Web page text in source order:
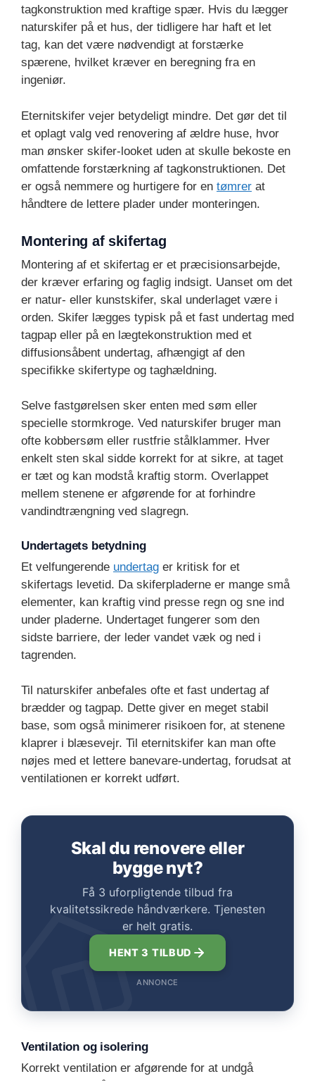
tagkonstruktion med kraftige spær. Hvis du lægger
naturskifer på et hus, der tidligere har haft et let
tag, kan det være nødvendigt at forstærke
spærene, hvilket kræver en beregning fra en
ingeniør.
Eternitskifer vejer betydeligt mindre. Det gør det til
et oplagt valg ved renovering af ældre huse, hvor
man ønsker skifer-looket uden at skulle bekoste en
omfattende forstærkning af tagkonstruktionen. Det
er også nemmere og hurtigere for en tømrer at
håndtere de lettere plader under monteringen.
Montering af skifertag
Montering af et skifertag er et præcisionsarbejde,
der kræver erfaring og faglig indsigt. Uanset om det
er natur- eller kunstskifer, skal underlaget være i
orden. Skifer lægges typisk på et fast undertag med
tagpap eller på en lægtekonstruktion med et
diffusionsåbent undertag, afhængigt af den
specifikke skifertype og taghældning.
Selve fastgørelsen sker enten med søm eller
specielle stormkroge. Ved naturskifer bruger man
ofte kobbersøm eller rustfrie stålklammer. Hver
enkelt sten skal sidde korrekt for at sikre, at taget
er tæt og kan modstå kraftig storm. Overlappet
mellem stenene er afgørende for at forhindre
vandindtrængning ved slagregn.
Undertagets betydning
Et velfungerende undertag er kritisk for et
skifertags levetid. Da skiferpladerne er mange små
elementer, kan kraftig vind presse regn og sne ind
under pladerne. Undertaget fungerer som den
sidste barriere, der leder vandet væk og ned i
tagrenden.
Til naturskifer anbefales ofte et fast undertag af
brædder og tagpap. Dette giver en meget stabil
base, som også minimerer risikoen for, at stenene
klaprer i blæsevejr. Til eternitskifer kan man ofte
nøjes med et lettere banevare-undertag, forudsat at
ventilationen er korrekt udført.
Skal du renovere eller
bygge nyt?
Få 3 uforpligtende tilbud fra
kvalitetssikrede håndværkere. Tjenesten
er helt gratis.
HENT 3 TILBUD
ANNONCE
Ventilation og isolering
Korrekt ventilation er afgørende for at undgå